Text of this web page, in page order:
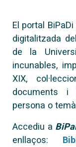
El portal
digitalitzada
de la
incunables,
XIX,
documents i
persona o
Accediu a
enllaços: